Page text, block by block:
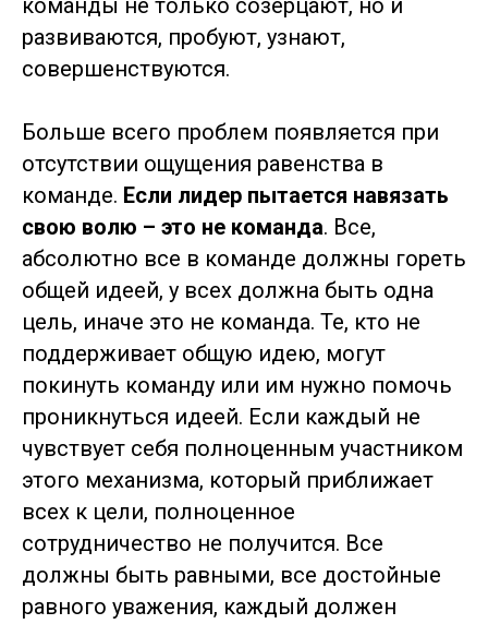
команды не только созерцают, но и
развиваются, пробуют, узнают,
совершенствуются.
Больше всего проблем появляется при
отсутствии ощущения равенства в
команде. Если лидер пытается навязать
свою волю – это не команда. Все,
абсолютно все в команде должны гореть
общей идеей, у всех должна быть одна
цель, иначе это не команда. Те, кто не
поддерживает общую идею, могут
покинуть команду или им нужно помочь
проникнуться идеей. Если каждый не
чувствует себя полноценным участником
этого механизма, который приближает
всех к цели, полноценное
сотрудничество не получится. Все
должны быть равными, все достойные
равного уважения, каждый должен